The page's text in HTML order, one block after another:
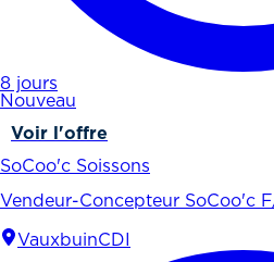
8 jours
Nouveau
Voir l'offre
SoCoo'c Soissons
Vendeur-Concepteur SoCoo'c
VauxbuinCDI